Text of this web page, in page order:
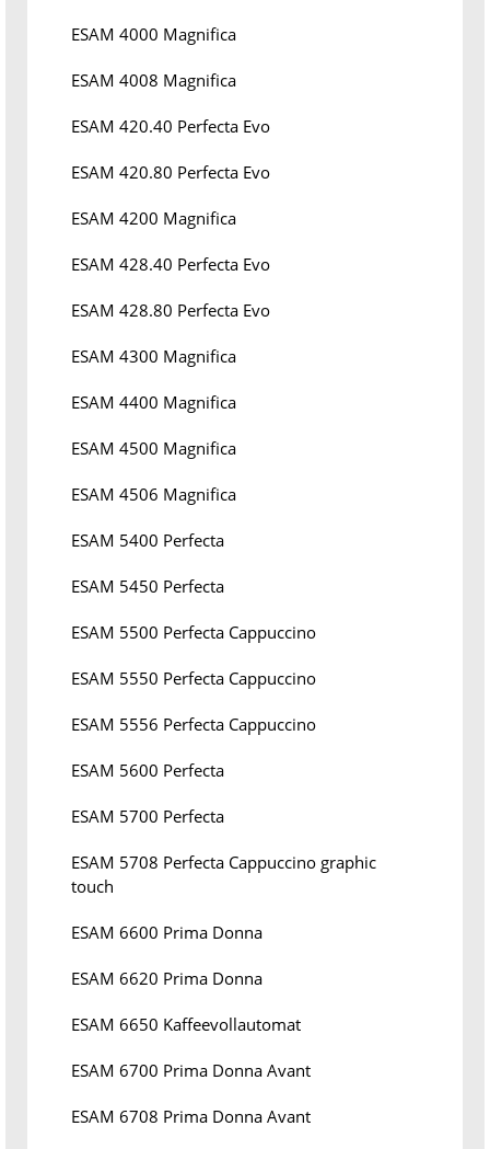
ESAM 4000 Magnifica
ESAM 4008 Magnifica
ESAM 420.40 Perfecta Evo
ESAM 420.80 Perfecta Evo
ESAM 4200 Magnifica
ESAM 428.40 Perfecta Evo
ESAM 428.80 Perfecta Evo
ESAM 4300 Magnifica
ESAM 4400 Magnifica
ESAM 4500 Magnifica
ESAM 4506 Magnifica
ESAM 5400 Perfecta
ESAM 5450 Perfecta
ESAM 5500 Perfecta Cappuccino
ESAM 5550 Perfecta Cappuccino
ESAM 5556 Perfecta Cappuccino
ESAM 5600 Perfecta
ESAM 5700 Perfecta
ESAM 5708 Perfecta Cappuccino graphic
touch
ESAM 6600 Prima Donna
ESAM 6620 Prima Donna
ESAM 6650 Kaffeevollautomat
ESAM 6700 Prima Donna Avant
ESAM 6708 Prima Donna Avant